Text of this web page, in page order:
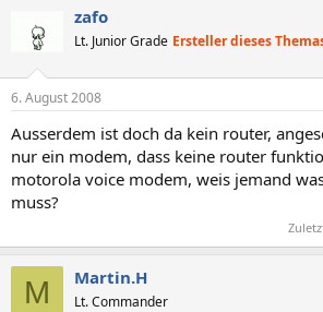
zafo
Lt. Junior Grade Ersteller dieses
6. August 2008
Ausserdem ist doch da kein router,
nur ein modem, dass keine router
motorola voice modem, weis jemand
muss?
M Martin.H
Lt. Commander